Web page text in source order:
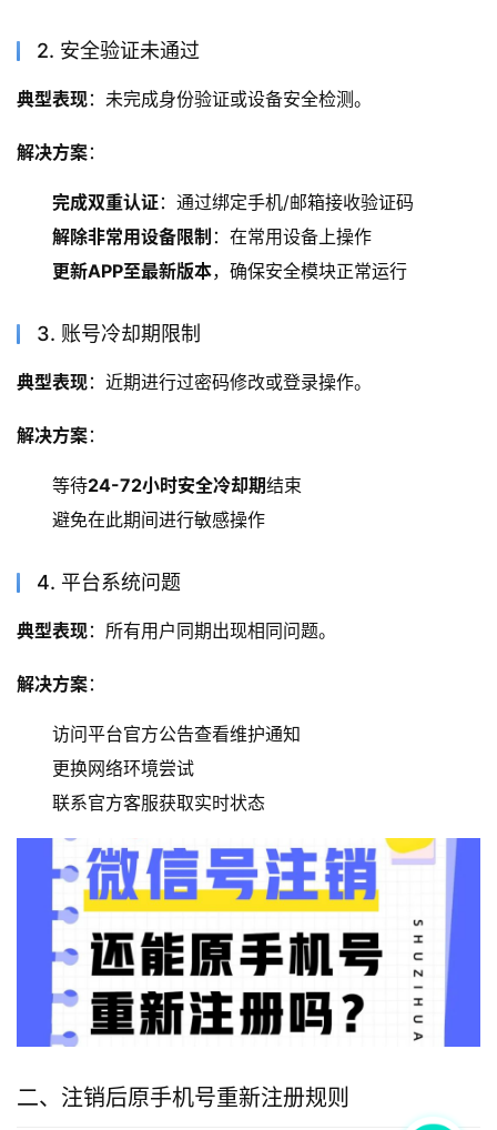
2. 安全验证未通过
典型表现：未完成身份验证或设备安全检测。
解决方案：
完成双重认证：通过绑定手机/邮箱接收验证码
解除非常用设备限制 ：在常用设备上操作
更新APP至最新版本，确保安全模块正常运行
3. 账号冷却期限制
典型表现：近期进行过密码修改或登录操作。
解决方案：
等待24-72小时安全冷却期结束
避免在此期间进行敏感操作
4. 平台系统问题
典型表现：所有用户同期出现相同问题。
解决方案：
访问平台官方公告查看维护通知
更换网络环境尝试
联系官方客服获取实时状态
二、注销后原手机号重新注册规则